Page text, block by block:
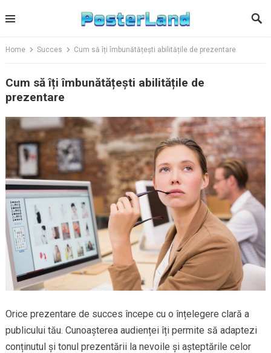
to
Home Succes Cum să îți îmbunătățești abilitățile de prezentare
Cum să îți îmbunătățești abilitățile de
prezentare
Orice prezentare de succes începe cu o înțelegere clară a
publicului tău. Cunoașterea audienței îți permite să adaptezi
conținutul și tonul prezentării la nevoile și așteptările celor